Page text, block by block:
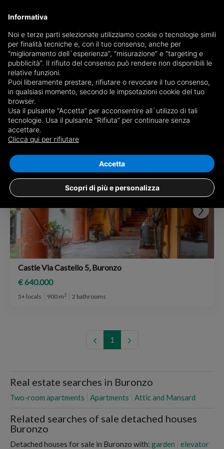
Receive a copy of the newspaper by mail
Choose newspaper
1 result for
Buronzo
Castle Via Castello 5, Buronzo
€ 640.000
5+ locals 900 m2 2 bathrooms
1
Real estate searches in Buronzo
Two-room apartments Apartments Attic and Mansard
Related searches of sale detached houses
Buronzo
Detached houses for sale in Buronzo with: garden elevator
Informativa
Noi e terze parti selezionate utilizziamo cookie o tecnologie simili
per finalità tecniche e, con il tuo consenso, anche per
“miglioramento dell`esperienza”, “misurazione” e “targeting e
pubblicità”. Il rifiuto del consenso può rendere non disponibili le
relative funzioni.
Puoi liberamente prestare, rifiutare o revocare il tuo consenso,
in qualsiasi momento, secondo le impsotazioni cookie del tuo
browser.
Usa il pulsante “Accetta” per acconsentire all`utilizzo di tali
tecnologie. Usa il pulsante “Rifiuta” per continuare senza
accettare.
Clicca qui per rifiutare
Scopri di più e personalizza
Accetta